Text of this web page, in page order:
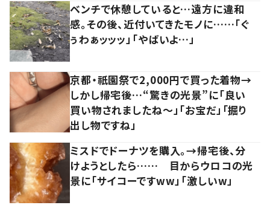
ベンチで休憩していると…遠方に違和
感。その後、近付いてきたモノに……「ぐ
ぅわぁッッッ」「やばいよ…」
京都・祇園祭で2,000円で買った着物→
しかし帰宅後…“驚きの光景”に「良い
買い物されましたね～」「お宝だ」「掘り
出し物ですね」
ミスドでドーナツを購入。→帰宅後、分
けようとしたら…… 目からウロコの光
景に「サイコーですww」「激しいw」